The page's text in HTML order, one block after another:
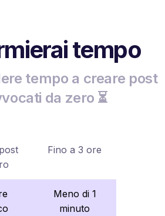
tempo
tempo a creare post
da zero ⏳
Fino a 3 ore
Meno di 1
minuto